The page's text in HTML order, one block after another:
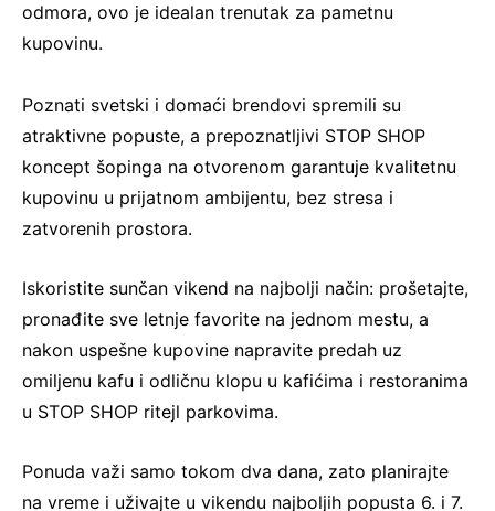
odmora, ovo je idealan trenutak za pametnu
kupovinu.
Poznati svetski i domaći brendovi spremili su
atraktivne popuste, a prepoznatljivi STOP SHOP
koncept šopinga na otvorenom garantuje kvalitetnu
kupovinu u prijatnom ambijentu, bez stresa i
zatvorenih prostora.
Iskoristite sunčan vikend na najbolji način: prošetajte,
pronađite sve letnje favorite na jednom mestu, a
nakon uspešne kupovine napravite predah uz
omiljenu kafu i odličnu klopu u kafićima i restoranima
u STOP SHOP ritejl parkovima.
Ponuda važi samo tokom dva dana, zato planirajte
na vreme i uživajte u vikendu najboljih popusta 6. i 7.